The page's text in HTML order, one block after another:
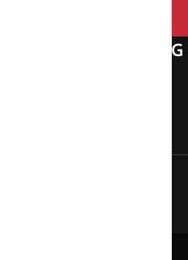
النشرة الإلكترونية لـ G